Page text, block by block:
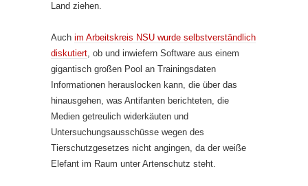
Land ziehen.
Auch im Arbeitskreis NSU wurde selbstverständlich
diskutiert , ob und inwiefern Software aus einem
gigantisch großen Pool an Trainingsdaten
Informationen herauslocken kann, die über das
hinausgehen, was Antifanten berichteten, die
Medien getreulich widerkäuten und
Untersuchungsausschüsse wegen des
Tierschutzgesetzes nicht angingen, da der weiße
Elefant im Raum unter Artenschutz steht.